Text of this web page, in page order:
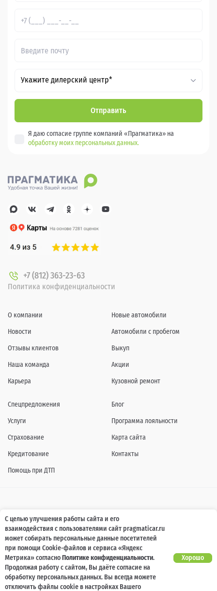
Укажите дилерский центр*
Отправить
Я даю согласие группе компаний «Прагматика» на
обработку моих персональных данных.
+7 (812) 363-23-63
Политика конфиденциальности
О компании
Новости
Отзывы клиентов
Наша команда
Карьера
Новые автомобили
Автомобили с пробегом
Выкуп
Акции
Кузовной ремонт
Спецпредложения
Услуги
Страхование
Кредитование
Помощь при ДТП
Блог
Программа лояльности
Карта сайта
Контакты
Информация о технических характеристиках, составе комплектаций, цветовой
гамме и стоимости автомобилей, а также действующих акциях, сроках и условиях
их проведения, указанных на сайте www.pragmaticar.ru, носит информационный
характер и ни при каких условиях не является публичной офертой,
определяемой положениями пунктом 2 статьи 437 Гражданского кодекса
Российской Федерации. Для получения подробной информации обращайтесь к
специалистам нашей компании.
© ПРАГМАТИКА, 2026
С целью улучшения работы сайта и его
взаимодействия с пользователями сайт pragmaticar.ru
может собирать персональные данные посетителей
при помощи Cookie-файлов и сервиса «Яндекс
Метрика» согласноПолитике конфиденциальности.
Продолжая работу с сайтом, Вы даёте согласие на
обработку персональных данных. Вы всегда можете
отключить файлы cookie в настройках Вашего
Хорошо